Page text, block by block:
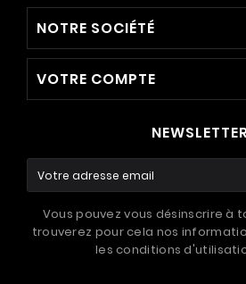
NOTRE SOCIÉTÉ
VOTRE COMPTE
Vous pouvez vous désinscrire à
trouverez pour cela nos
les conditions